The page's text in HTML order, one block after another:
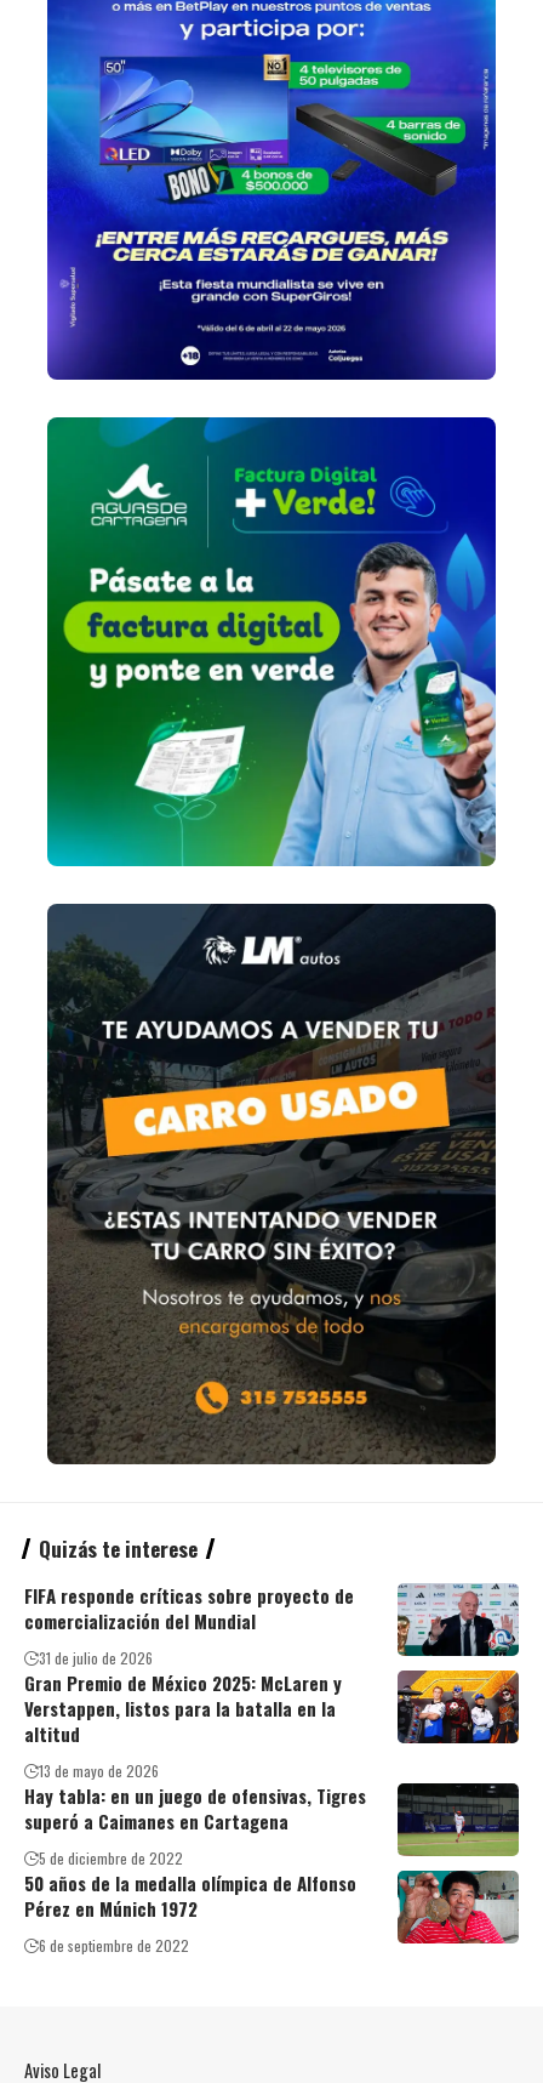
Quizás te interese
FIFA responde críticas sobre proyecto de
comercialización del Mundial
31 de julio de 2026
Gran Premio de México 2025: McLaren y
Verstappen, listos para la batalla en la
altitud
13 de mayo de 2026
Hay tabla: en un juego de ofensivas, Tigres
superó a Caimanes en Cartagena
5 de diciembre de 2022
50 años de la medalla olímpica de Alfonso
Pérez en Múnich 1972
6 de septiembre de 2022
Aviso Legal